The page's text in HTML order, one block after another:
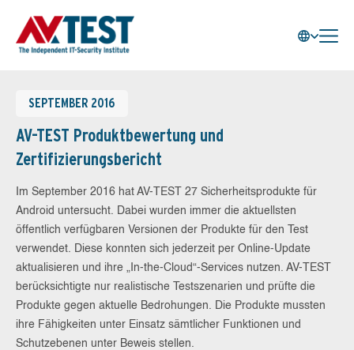
SEPTEMBER 2016
AV-TEST Produktbewertung und
Zertifizierungsbericht
Im September 2016 hat AV-TEST 27 Sicherheitsprodukte für
Android untersucht. Dabei wurden immer die aktuellsten
öffentlich verfügbaren Versionen der Produkte für den Test
verwendet. Diese konnten sich jederzeit per Online-Update
aktualisieren und ihre „In-the-Cloud“-Services nutzen. AV-TEST
berücksichtigte nur realistische Testszenarien und prüfte die
Produkte gegen aktuelle Bedrohungen. Die Produkte mussten
ihre Fähigkeiten unter Einsatz sämtlicher Funktionen und
Schutzebenen unter Beweis stellen.